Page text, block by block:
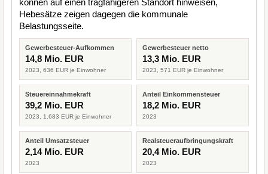
können auf einen tragfähigeren Standort hinweisen,
Hebesätze zeigen dagegen die kommunale
Belastungsseite.
Gewerbesteuer-Aufkommen
14,8 Mio. EUR
2023, 636 EUR je Einwohner
Gewerbesteuer netto
13,3 Mio. EUR
2023, 571 EUR je Einwohner
Steuereinnahmekraft
39,2 Mio. EUR
2023, 1.683 EUR je Einwohner
Anteil Einkommensteuer
18,2 Mio. EUR
2023
Anteil Umsatzsteuer
2,14 Mio. EUR
2023
Realsteueraufbringungskraft
20,4 Mio. EUR
2023